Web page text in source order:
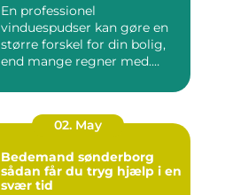
En professionel
vinduespudser kan gøre en
større forskel for din bolig,
end mange regner med.
02. May
Bedemand sønderborg
sådan får du tryg hjælp i en
svær tid